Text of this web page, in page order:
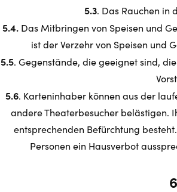
5.3. Das Rauchen in
5.4.Das Mitbringen von Speisen und
ist der Verzehr von Speisen und
5.5. Gegenstände, die geeignet sind,
5.6. Karteninhaber können aus der
andere Theaterbesucher belästigen.
entsprechenden Befürchtung
Personen ein Hausverbot